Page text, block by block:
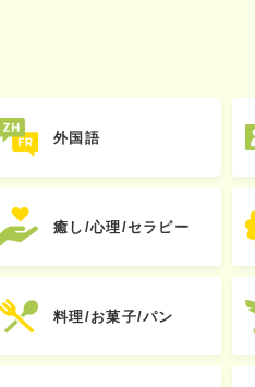
外国語
癒し/心理/セラピー
料理/お菓子/パン